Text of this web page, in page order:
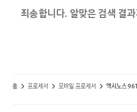
죄송합니다. 알맞은 검색 결
홈 프로세서 모바일 프로세서 엑시노스